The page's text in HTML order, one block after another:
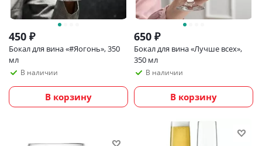
450 ₽
Бокал для вина «#Яогонь», 350
мл
В наличии
В корзину
650 ₽
Бокал для вина «Лучше всех»,
350 мл
В наличии
В корзину